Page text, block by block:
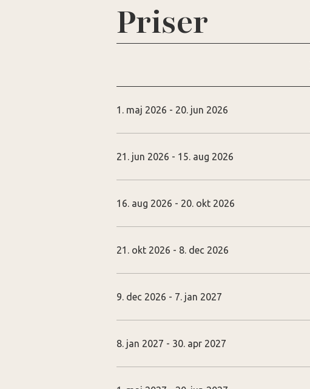
Priser
1. maj 2026 - 20. jun 2026
21. jun 2026 - 15. aug 2026
16. aug 2026 - 20. okt 2026
21. okt 2026 - 8. dec 2026
9. dec 2026 - 7. jan 2027
8. jan 2027 - 30. apr 2027